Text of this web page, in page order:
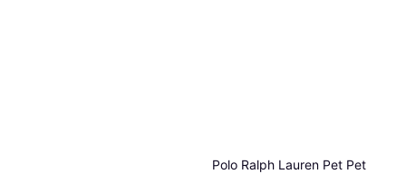
Polo Ralph Lauren Pet Pet